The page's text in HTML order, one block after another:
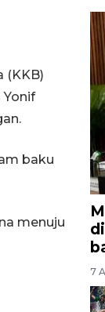
(KKB)
baku
menuju
7